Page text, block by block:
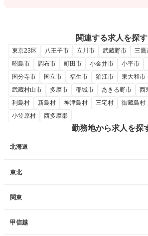
関連する求人を探す
東京23区 八王子市 立川市 武蔵野市 三鷹
昭島市
調布市 町田市 小金井市 小平市
国分寺市
国立市 福生市 狛江市 東大和市
武蔵村山市
多摩市 稲城市 あきる野市 西
利島村
新島村 神津島村 三宅村 御蔵島村
小笠原村
西多摩郡
勤務地から求人を探
北海道
東北
関東
甲信越